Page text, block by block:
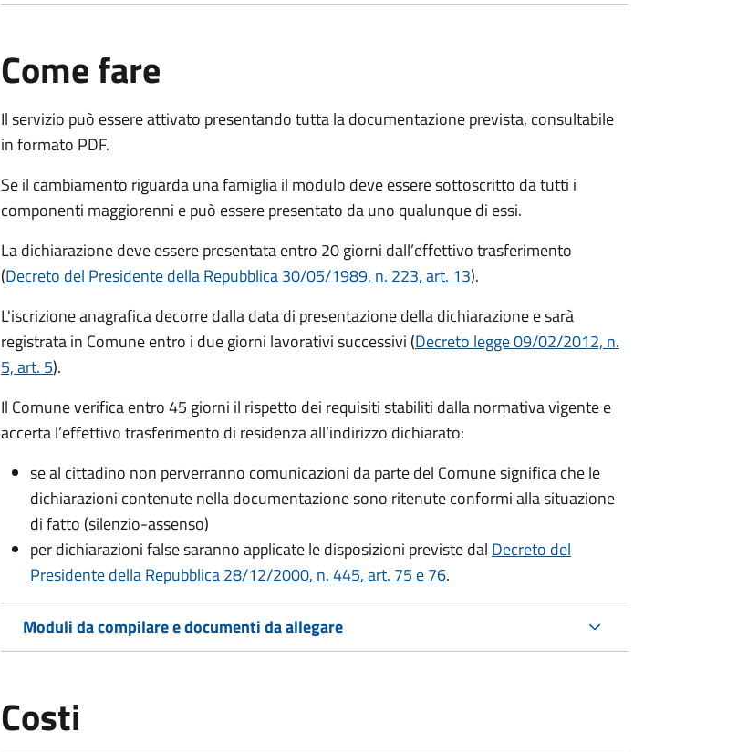
Come fare
Il servizio può essere attivato presentando tutta la documentazione prevista, consultabile
in formato PDF.
Se il cambiamento riguarda una famiglia il modulo deve essere sottoscritto da tutti i
componenti maggiorenni e può essere presentato da uno qualunque di essi.
La dichiarazione deve essere presentata entro 20 giorni dall’effettivo trasferimento
(Decreto del Presidente della Repubblica 30/05/1989, n. 223, art. 13).
L'iscrizione anagrafica decorre dalla data di presentazione della dichiarazione e sarà
registrata in Comune entro i due giorni lavorativisuccessivi (Decreto legge 09/02/2012, n.
5, art. 5).
Il Comune verifica entro45 giorni il rispetto dei requisiti stabiliti dalla normativa vigente e
accerta l’effettivo trasferimento di residenza all’indirizzo dichiarato:
se al cittadino non perverranno comunicazioni da parte del Comune significa che le
dichiarazioni contenute nella documentazione sono ritenute conformi alla situazione
di fatto (silenzio-assenso)
per dichiarazioni false saranno applicate le disposizioni previste dal Decreto del
Presidente della Repubblica 28/12/2000, n. 445, art. 75 e 76.
Moduli da compilare e documenti da allegare
Costi